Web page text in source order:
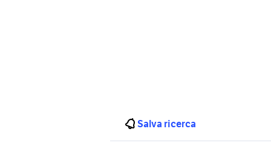
Salva ricerca